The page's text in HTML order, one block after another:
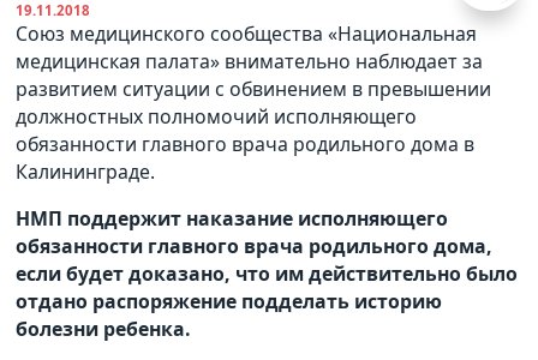
19.11.2018
Союз медицинского сообщества «Национальная
медицинская палата» внимательно наблюдает за
развитием ситуации с обвинением в превышении
должностных полномочий исполняющего
обязанности главного врача родильного дома в
Калининграде.
НМП поддержит наказание исполняющего
обязанности главного врача родильного дома,
если будет доказано, что им действительно было
отдано распоряжение подделать историю
болезни ребенка.